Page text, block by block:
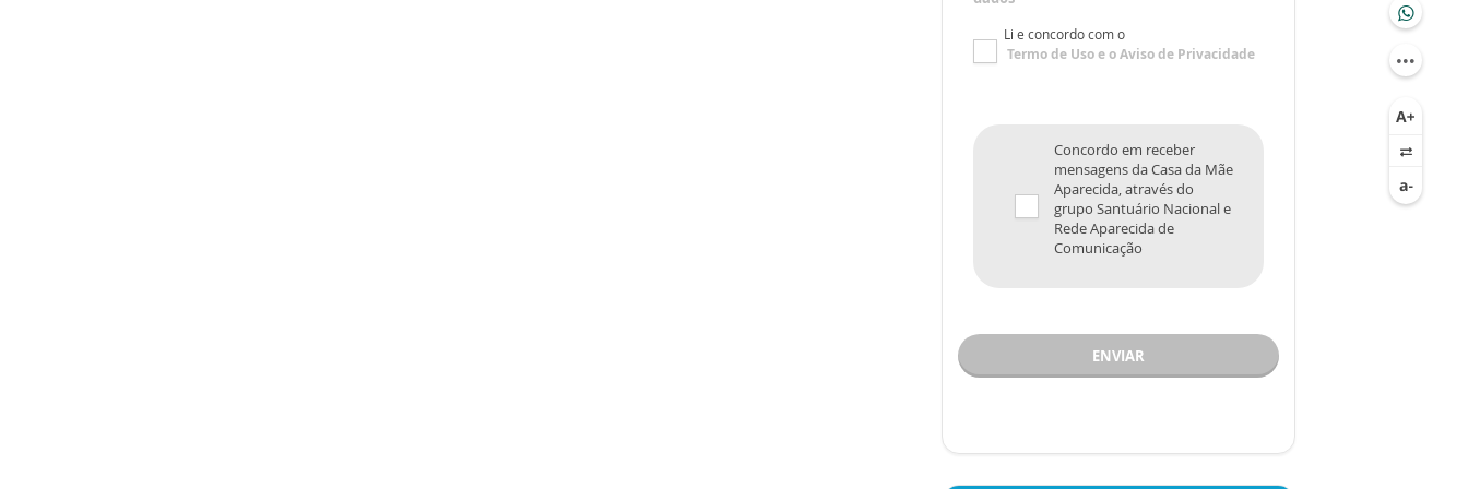
Li e concordo com o
Termo de Usoe oAviso de Privacidade
Concordo em receber
mensagens da Casa da Mãe
Aparecida, através do
grupo Santuário Nacional e
Rede Aparecida de
Comunicação
ENVIAR